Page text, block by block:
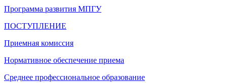
Программа развития МПГУ
ПОСТУПЛЕНИЕ
Приемная комиссия
Нормативное обеспечение приема
Среднее профессиональное образование